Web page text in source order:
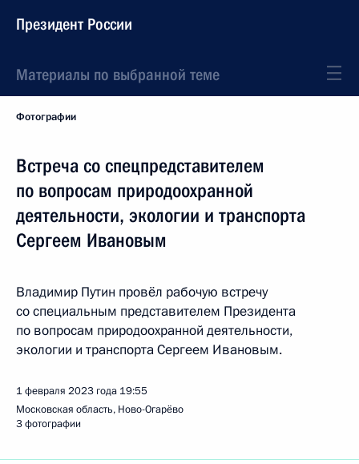
Президент России
Материалы по выбранной теме
Фотографии
Встреча со спецпредставителем
по вопросам природоохранной
деятельности, экологии и транспорта
Сергеем Ивановым
Владимир Путин провёл рабочую встречу
со специальным представителем Президента
по вопросам природоохранной деятельности,
экологии и транспорта Сергеем Ивановым.
1 февраля 2023 года 19:55
Московская область, Ново-Огарёво
3 фотографии